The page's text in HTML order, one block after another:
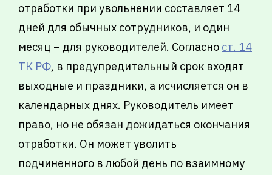
отработки при увольнении составляет 14
дней для обычных сотрудников, и один
месяц – для руководителей. Согласно ст. 14
ТК РФ, в предупредительный срок входят
выходные и праздники, а исчисляется он в
календарных днях. Руководитель имеет
право, но не обязан дожидаться окончания
отработки. Он может уволить
подчиненного в любой день по взаимному